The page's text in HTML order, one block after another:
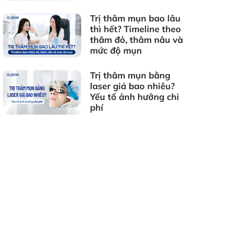
Trị thâm mụn bao lâu
thì hết? Timeline theo
thâm đỏ, thâm nâu và
mức độ mụn
Trị thâm mụn bằng
laser giá bao nhiêu?
Yếu tố ảnh hưởng chi
phí